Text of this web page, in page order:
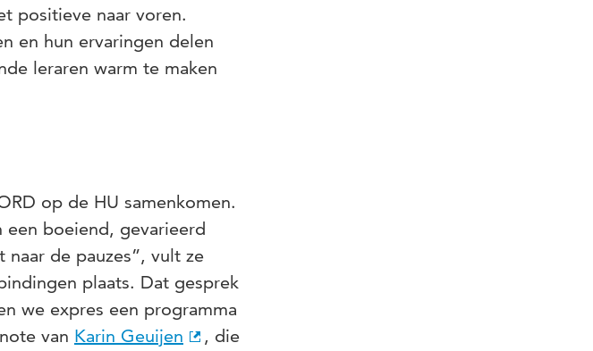
positieve naar voren.
en hun ervaringen delen
leraren warm te maken
op de HU samenkomen.
een boeiend, gevarieerd
de pauzes”, vult ze
plaats. Dat gesprek
we expres een programma
van Karin Geuijen
, die